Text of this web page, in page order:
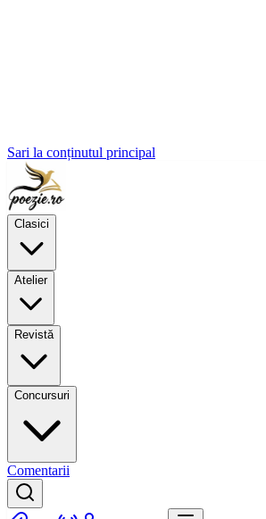
Sari la conținutul principal
Clasici
Atelier
Revistă
Concursuri
Comentarii